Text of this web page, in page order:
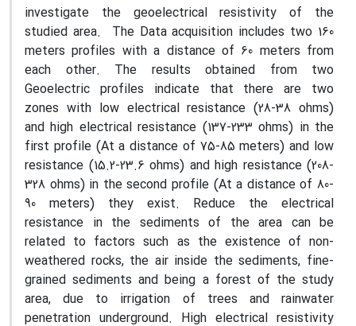
investigate the geoelectrical resistivity of the
studied area. The Data acquisition includes two 160
meters profiles with a distance of 60 meters from
each other. The results obtained from two
Geoelectric profiles indicate that there are two
zones with low electrical resistance (28-38 ohms)
and high electrical resistance (137-233 ohms) in the
first profile (At a distance of 75-85 meters) and low
resistance (15.2-23.6 ohms) and high resistance (208-
328 ohms) in the second profile (At a distance of 80-
90 meters) they exist. Reduce the electrical
resistance in the sediments of the area can be
related to factors such as the existence of non-
weathered rocks, the air inside the sediments, fine-
grained sediments and being a forest of the study
area, due to irrigation of trees and rainwater
penetration underground. High electrical resistivity